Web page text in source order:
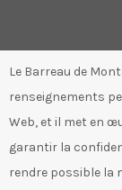
Le Barreau de
renseignements
Web, et il met en
garantir la
rendre possible la